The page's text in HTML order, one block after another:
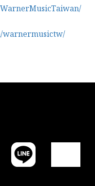
warnermusictw/